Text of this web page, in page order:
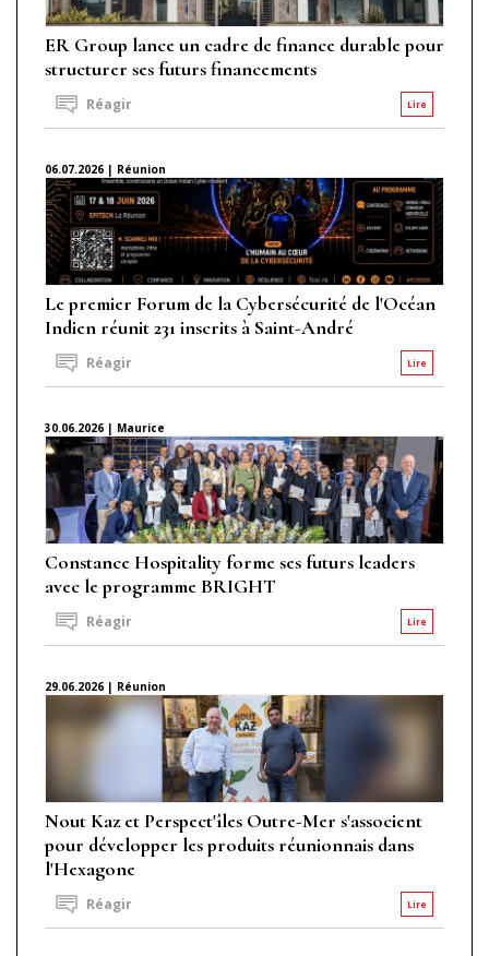
ER Group lance un cadre de finance durable pour
structurer ses futurs financements
Lire
Réagir
06.07.2026 | Réunion
Le premier Forum de la Cybersécurité de l'Océan
Indien réunit 231 inscrits à Saint-André
Lire
Réagir
30.06.2026 | Maurice
Constance Hospitality forme ses futurs leaders
avec le programme BRIGHT
Lire
Réagir
29.06.2026 | Réunion
Nout Kaz et Perspect'îles Outre-Mer s'associent
pour développer les produits réunionnais dans
l'Hexagone
Lire
Réagir